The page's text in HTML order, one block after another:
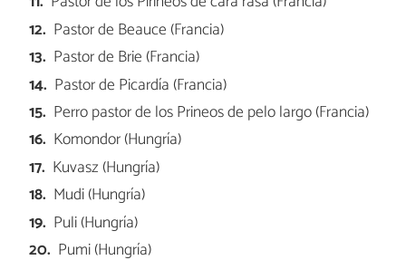
Pastor de Beauce (Francia)
Pastor de Brie (Francia)
Pastor de Picardía (Francia)
Perro pastor de los Prineos de pelo largo (Francia)
Komondor (Hungría)
Kuvasz (Hungría)
Mudi (Hungría)
Puli (Hungría)
Pumi (Hungría)